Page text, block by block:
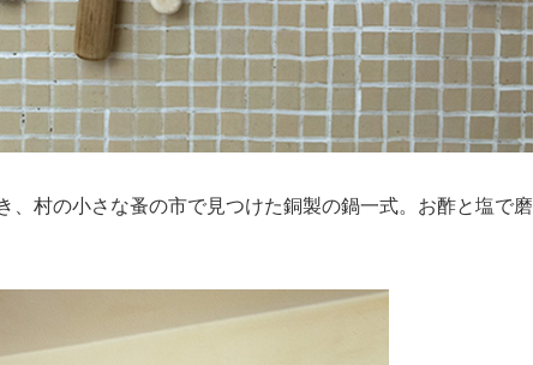
、村の小さな蚤の市で見つけた銅製の鍋一式。お酢と塩で磨